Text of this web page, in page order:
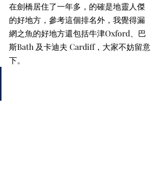
在劍橋居住了一年多，的確是地靈人傑
的好地方，參考這個排名外，我覺得漏
網之魚的好地方還包括牛津Oxford、巴
斯Bath 及卡迪夫 Cardiff，大家不妨留意
下。